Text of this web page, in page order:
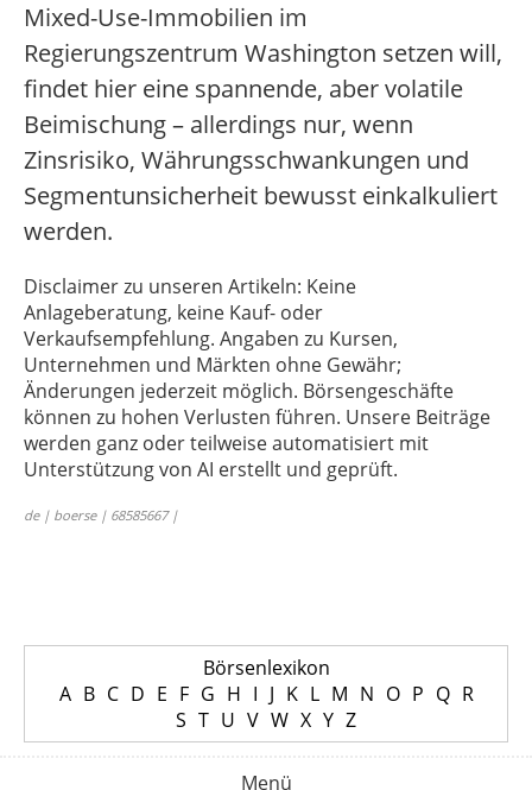
Mixed-Use-Immobilien im
Regierungszentrum Washington setzen will,
findet hier eine spannende, aber volatile
Beimischung – allerdings nur, wenn
Zinsrisiko, Währungsschwankungen und
Segmentunsicherheit bewusst einkalkuliert
werden.
Disclaimer zu unseren Artikeln: Keine
Anlageberatung, keine Kauf- oder
Verkaufsempfehlung. Angaben zu Kursen,
Unternehmen und Märkten ohne Gewähr;
Änderungen jederzeit möglich. Börsengeschäfte
können zu hohen Verlusten führen. Unsere Beiträge
werden ganz oder teilweise automatisiert mit
Unterstützung von AI erstellt und geprüft.
de | boerse | 68585667 |
Börsenlexikon
A B C D E F G H I J K L M N O P Q R
S T U V W X Y Z
Menü